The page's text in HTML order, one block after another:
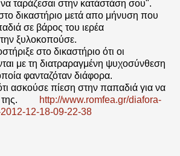
ταράζεσαι στην κατάστάση σου".
δικαστήριο μετά απο μήνυση που
σε βάρος του ιερέα
την ξυλοκοπούσε.
στο δικαστήριο ότι οι
με τη διατραραγμένη ψυχοσύνθεση
φανταζόταν διάφορα.
ασκούσε πίεση στην παπαδιά για να
της.
http://www.romfea.gr/diafora-
12-18-09-22-38